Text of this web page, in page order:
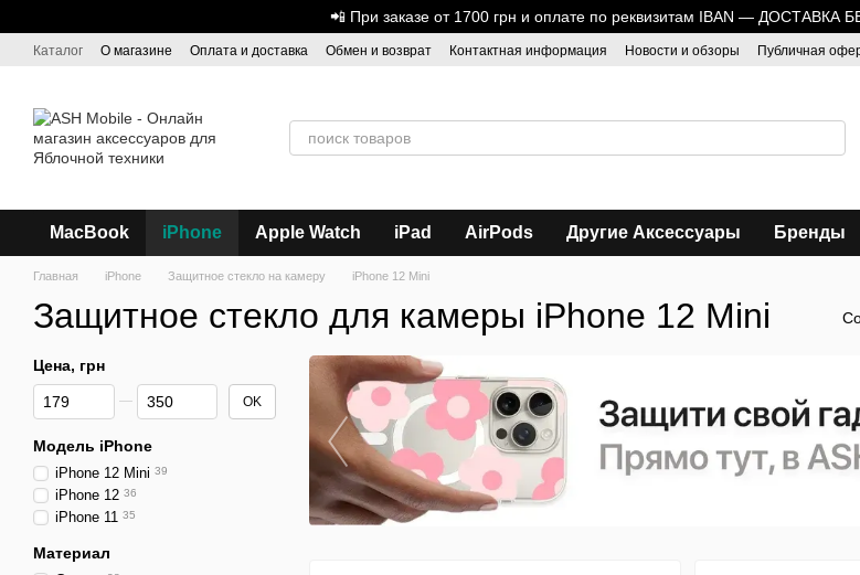
📲 При заказе от 1700 грн и оплате по реквизитам IBAN —
Каталог О магазине Оплата и доставка Обмен и возврат Контактная информация Новости и обзоры Публичная
MacBook iPhone Apple Watch iPad AirPods Другие Аксессуары Бренды
Главная iPhone Защитное стекло на камеру iPhone 12 Mini
Защитное стекло для камеры iPhone 12 Mini
Цена, грн
От Цена, грн
До Цена, грн OK
Модель iPhone
iPhone 12 Mini 39
iPhone 12 36
iPhone 11 35
Материал